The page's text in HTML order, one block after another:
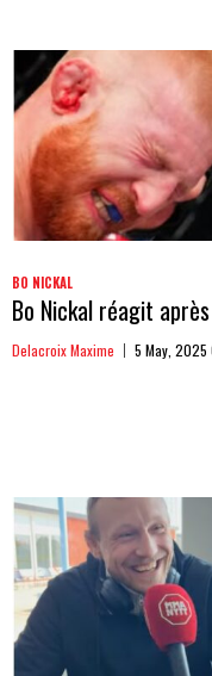
BO NICKAL
Bo Nickal réagit après
Delacroix Maxime 5 May, 2025